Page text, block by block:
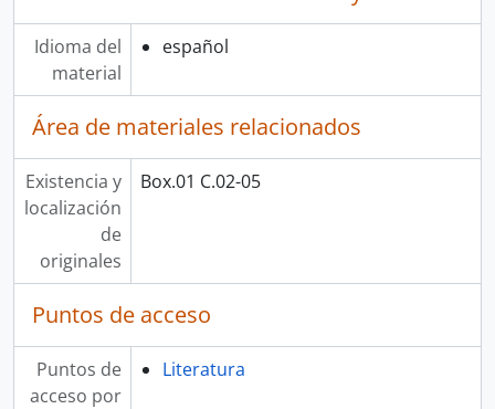
Idioma del
material
español
Área de materiales relacionados
Existencia y
localización
de
originales
Box.01 C.02-05
Puntos de acceso
Puntos de
acceso por
Literatura